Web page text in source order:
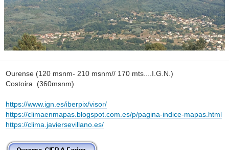
Ourense (120 msnm- 210 msnm// 170 mts....I.G.N.)
Costoira (360msnm)
https://www.ign.es/iberpix/visor/
https://climaenmapas.blogspot.com.es/p/pagina-indice-mapas.html
https://clima.javiersevillano.es/